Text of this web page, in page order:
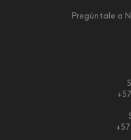
Pregúntale a